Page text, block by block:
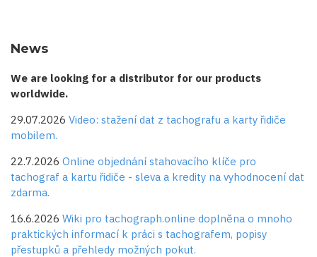
News
We are looking for a distributor for our products
worldwide.
29.07.2026 Video: stažení dat z tachografu a karty řidiče
mobilem.
22.7.2026 Online objednání stahovacího klíče pro
tachograf a kartu řidiče - sleva a kredity na vyhodnocení dat
zdarma.
16.6.2026 Wiki pro tachograph.online doplněna o mnoho
praktických informací k práci s tachografem, popisy
přestupků a přehledy možných pokut.